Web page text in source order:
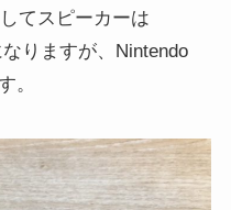
てスピーカーは
りますが、Nintendo
。